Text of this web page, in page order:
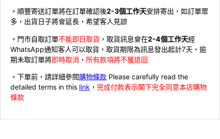
。順豐寄送訂單將在訂單確認後2-3個工作天安排寄出，如訂單眾
多，出貨日子將會延長，希望客人見諒
。門市自取訂單不能即日取貨 ，取貨訊息會在2-4個工作天經
WhatsApp通知客人可以取貨，取貨期限為訊息發出起計7天，逾
期未取訂單將即時取消 ， 所有款項將不獲退回
。下單前，請詳細參閱購物條款 Please carefully read the
detailed terms in this link ， 完成付款表示閣下完全同意本店購物
條款